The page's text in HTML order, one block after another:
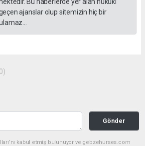
ajanslar olup sitemizin hiç bir
Gönder
kabul etmiş bulunuyor ve gebzehurses.com